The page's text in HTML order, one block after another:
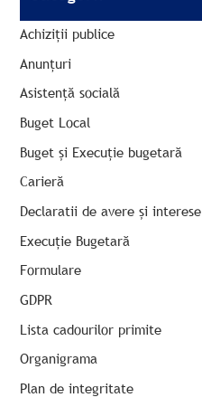
Achiziții publice
Anunțuri
Asistență socială
Buget Local
Buget și Execuție bugetară
Carieră
Declaratii de avere și interese
Execuție Bugetară
Formulare
GDPR
Lista cadourilor primite
Organigrama
Plan de integritate